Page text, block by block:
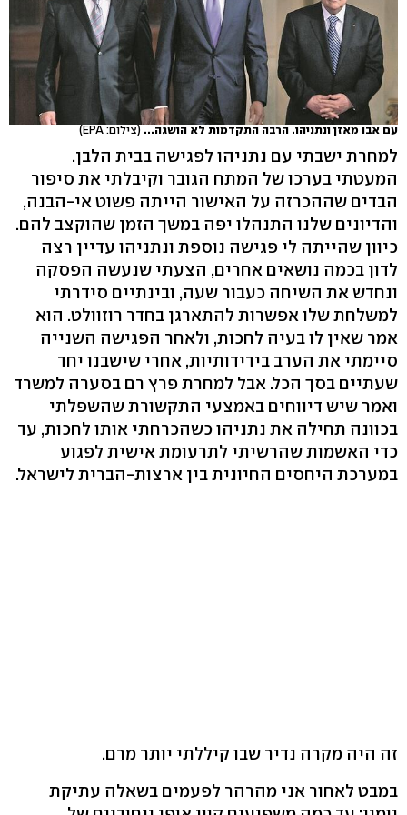
עם אבו מאזן ונתניהו. הרבה התקדמות לא הושגה... (צילום: EPA)
למחרת ישבתי עם נתניהו לפגישה בבית הלבן.
המעטתי בערכו של המתח הגובר וקיבלתי את סיפור
הבדים שההכרזה על האישור הייתה פשוט אי-הבנה,
והדיונים שלנו התנהלו יפה במשך הזמן שהוקצב להם.
כיוון שהייתה לי פגישה נוספת ונתניהו עדיין רצה
לדון בכמה נושאים אחרים, הצעתי שנעשה הפסקה
ונחדש את השיחה כעבור שעה, ובינתיים סידרתי
למשלחת שלו אפשרות להתארגן בחדר רוזוולט. הוא
אמר שאין לו בעיה לחכות, ולאחר הפגישה השנייה
סיימתי את הערב בידידותיות, אחרי שישבנו יחד
שעתיים בסך הכל. אבל למחרת פרץ רם בסערה למשרד
ואמר שיש דיווחים באמצעי התקשורת שהשפלתי
בכוונה תחילה את נתניהו כשהכרחתי אותו לחכות, עד
כדי האשמות שהרשיתי לתרעומת אישית לפגוע
במערכת היחסים החיונית בין ארצות-הברית לישראל.
זה היה מקרה נדיר שבו קיללתי יותר מרם.
במבט לאחור אני מהרהר לפעמים בשאלה עתיקת